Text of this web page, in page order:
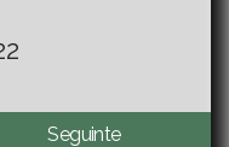
Seguinte